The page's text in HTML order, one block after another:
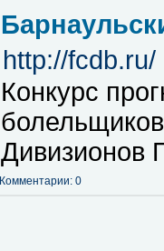
http://fcdb.ru/
Конкурс
Дивизионов
Комментарии: 0